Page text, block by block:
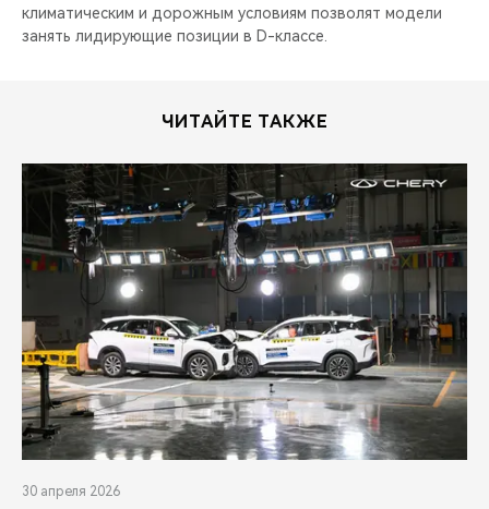
климатическим и дорожным условиям позволят модели
занять лидирующие позиции в D-классе.
ЧИТАЙТЕ ТАКЖЕ
30 апреля 2026